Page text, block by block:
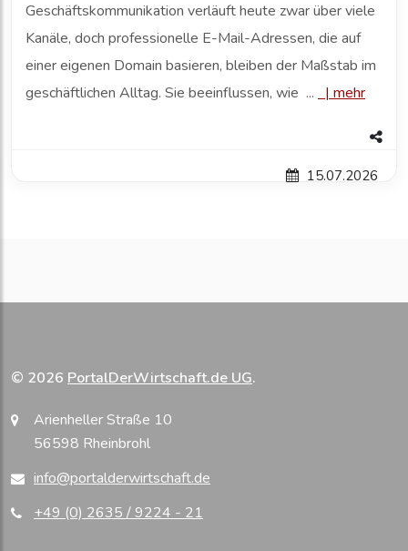
Geschäftskommunikation verläuft heute zwar über viele
Kanäle, doch professionelle E-Mail-Adressen, die auf
einer eigenen Domain basieren, bleiben der Maßstab im
geschäftlichen Alltag. Sie beeinflussen, wie ...
| mehr
15.07.2026
© 2026 PortalDerWirtschaft.de UG.
Arienheller Straße 10
56598 Rheinbrohl
info@portalderwirtschaft.de
+49 (0) 2635 / 9224 - 21